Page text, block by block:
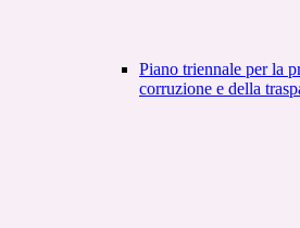
Piano triennale per la
corruzione e della